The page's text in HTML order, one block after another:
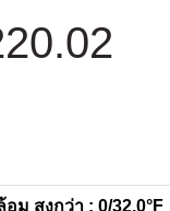
ม สูงกว่า : 0/32.0°F